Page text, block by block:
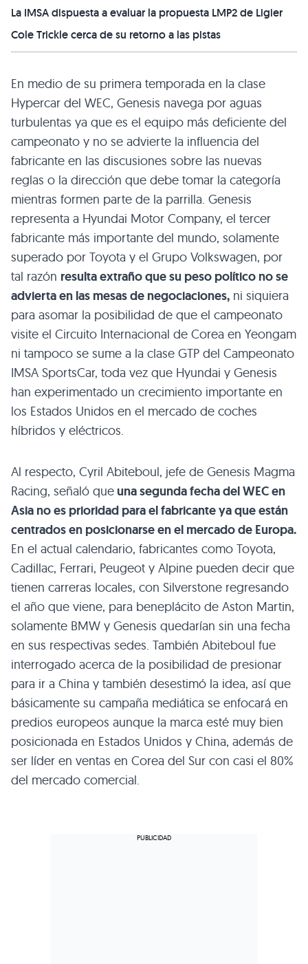
La IMSA dispuesta a evaluar la propuesta LMP2 de Ligier
Cole Trickle cerca de su retorno a las pistas
En medio de su primera temporada en la clase
Hypercar del WEC, Genesis navega por aguas
turbulentas ya que es el equipo más deficiente del
campeonato y no se advierte la influencia del
fabricante en las discusiones sobre las nuevas
reglas o la dirección que debe tomar la categoría
mientras formen parte de la parrilla. Genesis
representa a Hyundai Motor Company, el tercer
fabricante más importante del mundo, solamente
superado por Toyota y el Grupo Volkswagen, por
tal razón resulta extraño que su peso político no se
advierta en las mesas de negociaciones, ni siquiera
para asomar la posibilidad de que el campeonato
visite el Circuito Internacional de Corea en Yeongam
ni tampoco se sume a la clase GTP del Campeonato
IMSA SportsCar, toda vez que Hyundai y Genesis
han experimentado un crecimiento importante en
los Estados Unidos en el mercado de coches
híbridos y eléctricos.
Al respecto, Cyril Abiteboul, jefe de Genesis Magma
Racing, señaló que una segunda fecha del WEC en
Asia no es prioridad para el fabricante ya que están
centrados en posicionarse en el mercado de Europa.
En el actual calendario, fabricantes como Toyota,
Cadillac, Ferrari, Peugeot y Alpine pueden decir que
tienen carreras locales, con Silverstone regresando
el año que viene, para beneplácito de Aston Martin,
solamente BMW y Genesis quedarían sin una fecha
en sus respectivas sedes. También Abiteboul fue
interrogado acerca de la posibilidad de presionar
para ir a China y también desestimó la idea, así que
básicamente su campaña mediática se enfocará en
predios europeos aunque la marca esté muy bien
posicionada en Estados Unidos y China, además de
ser líder en ventas en Corea del Sur con casi el 80%
del mercado comercial.